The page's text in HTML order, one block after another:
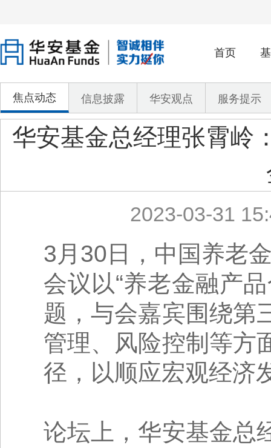
首页
焦点动态 信息披露 华安观点 服务提示
华安基金总经理张霄岭
2023-03-31
3月30日，中国养老
会议以“养老金融产
题，与会嘉宾围绕第
管理、风险控制等方
径，以顺应宏观经济
论坛上，华安基金总